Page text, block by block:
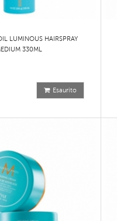
LUMINOUS HAIRSPRAY
330ML
Esaurito